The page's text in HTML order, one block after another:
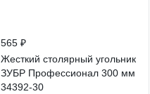
565 ₽
Жесткий столярный угольник
ЗУБР Профессионал 300 мм
34392-30